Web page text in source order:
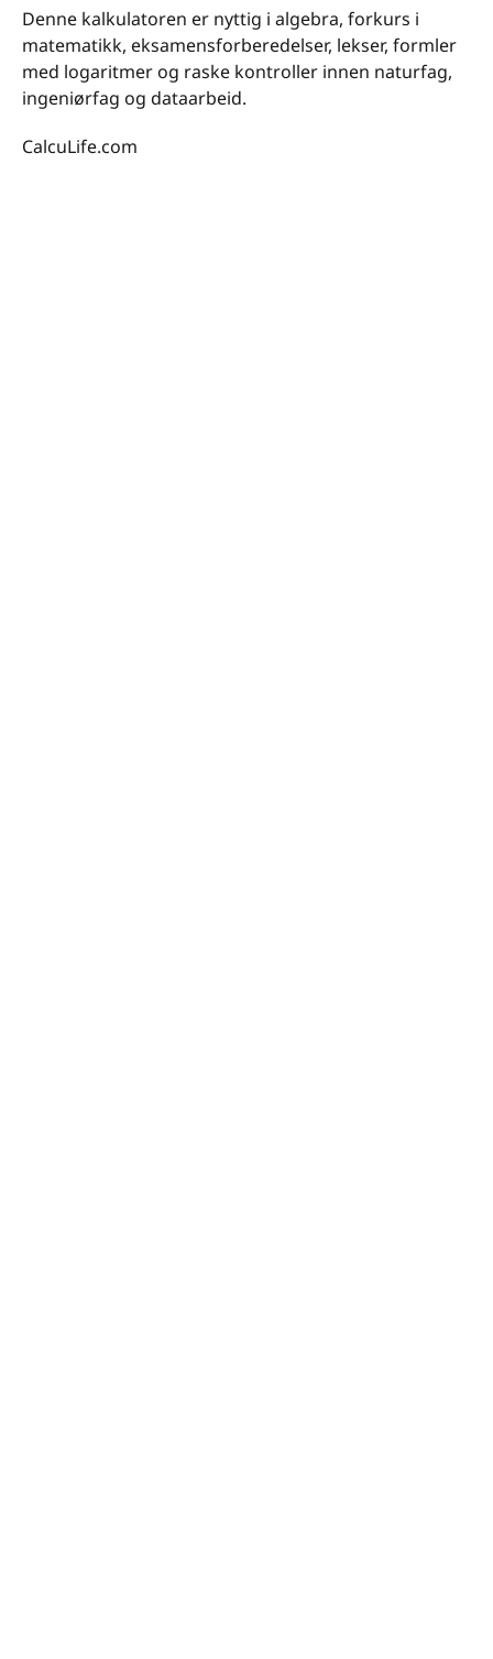
Denne kalkulatoren er nyttig i algebra, forkurs i
matematikk, eksamensforberedelser, lekser, formler
med logaritmer og raske kontroller innen naturfag,
ingeniørfag og dataarbeid.
CalcuLife.com